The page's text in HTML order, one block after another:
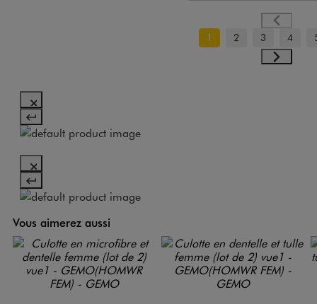
1 2 3 4
Vous aimerez aussi